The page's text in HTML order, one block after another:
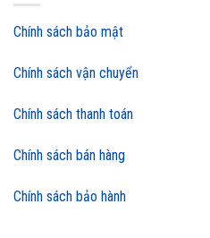
Chính sách bảo mật
Chính sách vận chuyển
Chính sách thanh toán
Chính sách bán hàng
Chính sách bảo hành